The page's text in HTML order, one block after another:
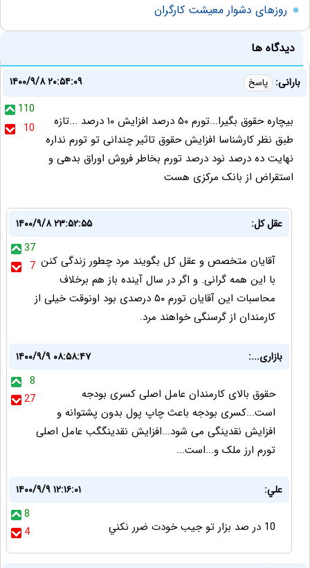
روزهای دشوار معیشت کارگران
دیدگاه ها
بارانی: پاسخ
۱۴۰۰/۹/۸ ۲۰:۵۴:۰۹
110
10
بیچاره حقوق بگیرا...تورم ۵۰ درصد افزایش ۱۰ درصد ...تازه
طبق نظر کارشناسا افزایش حقوق تاثیر چندانی تو تورم نداره
نهایت ده درصد نود درصد تورم بخاطر فروش اوراق بدهی و
استقراض از بانک مرکزی هست
عقل کل:
۱۴۰۰/۹/۸ ۲۳:۵۲:۵۵
37
7 آقایان متخصص و عقل کل بگویند مرد چطور زندگی کنن
با این همه گرانی. و اگر در سال آینده باز هم برخلاف
محاسبات این آقایان تورم ۵۰ درصدی بود اونوقت خیلی از
کارمندان از گرسنگی خواهند مرد.
بازاری...:
۱۴۰۰/۹/۹ ۰۸:۵۸:۴۷
8
27
حقوق بالای کارمندان عامل اصلی کسری بودجه
است...کسری بودجه باعث چاپ پول بدون پشتوانه و
افزایش نقدینگی می شود...افزایش نقدینگگب عامل اصلی
تورم ارز ملک و...است...
علي:
۱۴۰۰/۹/۹ ۱۲:۱۶:۰۱
8
4
10 در صد بزار تو جيب خودت ضرر نكني